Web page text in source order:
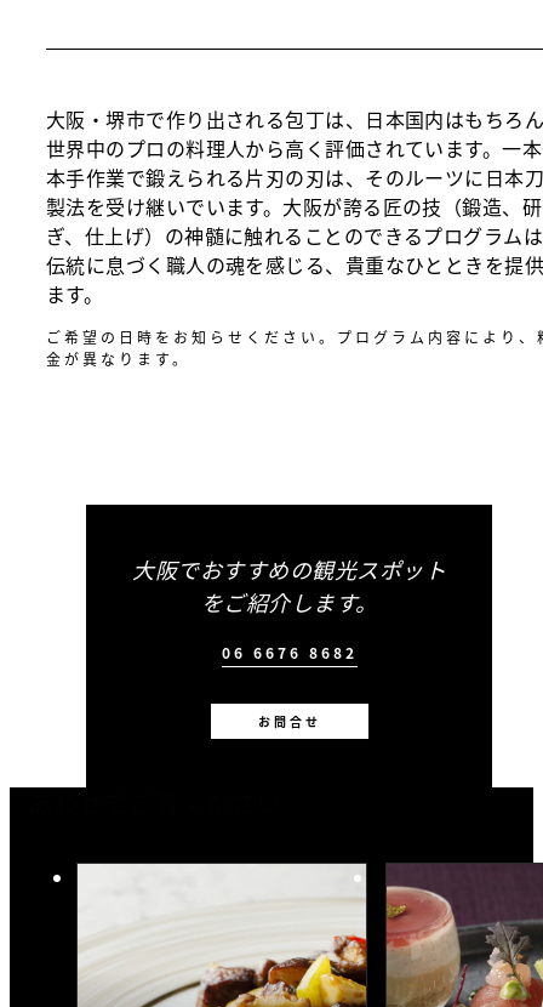
大阪・堺市で作り出される包丁は、日本国内はもちろ
世界中のプロの料理人から高く評価されています。一
本手作業で鍛えられる片刃の刃は、そのルーツに日本
製法を受け継いでいます。大阪が誇る匠の技（鍛造、研
ぎ、仕上げ）の神髄に触れることのできるプログラム
伝統に息づく職人の魂を感じる、貴重なひとときを提
ます。
ご希望の日時をお知らせください。プログラム内容により、
金が異なります。
大阪でおすすめの観光スポット
をご紹介します。
06 6676 8682
お問合せ